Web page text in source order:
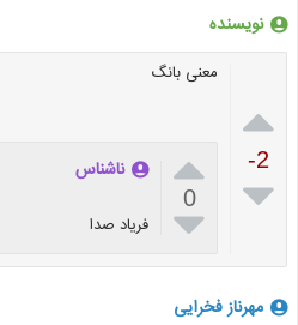
نویسنده

-2

معنی بانگ

0

ناشناس
فریاد صدا
مهرناز فخرایی